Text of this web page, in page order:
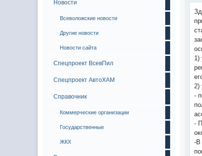
Новости
Всеволожские новости
Другие новости
Новости сайта
Спецпроект ВсевПил
Спецпроект АвтоХАМ
Справочник
Коммерческие организации
Государственные
ЖКХ
1)
2)
-
-
-В